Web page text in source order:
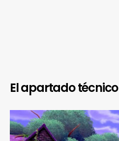
El apartado técnico